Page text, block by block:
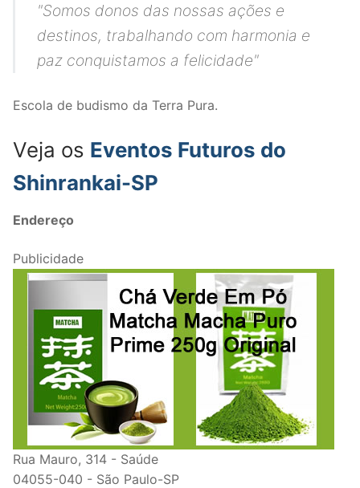
"Somos donos das nossas ações e
destinos, trabalhando com harmonia e
paz conquistamos a felicidade"
Escola de budismo da Terra Pura.
Veja os Eventos Futuros do
Shinrankai-SP
Endereço
Publicidade
Rua Mauro, 314 - Saúde
04055-040 - São Paulo-SP